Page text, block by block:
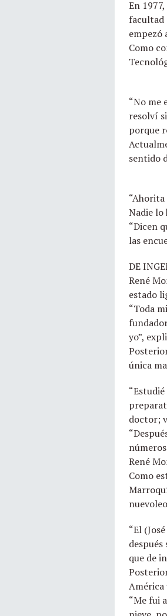
En
facultad
empezó
Como
“No me
resolví
porque
sentido
Nadie lo
“Dicen
las
DE
René
estado
“Toda
yo”,
única
doctor;
René
Como
“El
que de
América
“Me fui